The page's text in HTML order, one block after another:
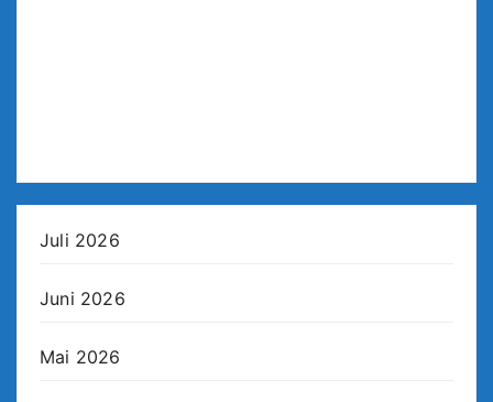
Juli 2026
Juni 2026
Mai 2026